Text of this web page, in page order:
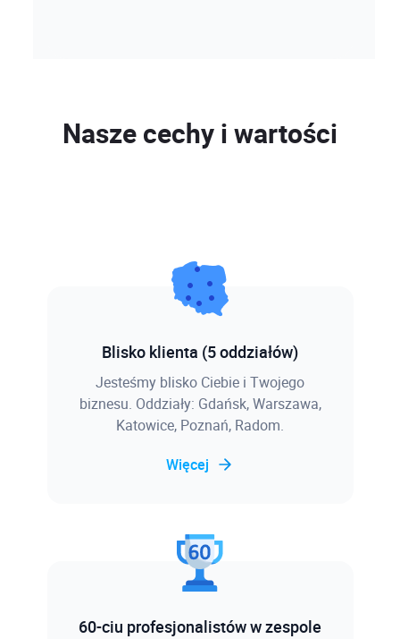
Nasze cechy i wartości
Blisko klienta (5 oddziałów)
Jesteśmy blisko Ciebie i Twojego
biznesu. Oddziały: Gdańsk, Warszawa,
Katowice, Poznań, Radom.
Więcej
60-ciu profesjonalistów w zespole